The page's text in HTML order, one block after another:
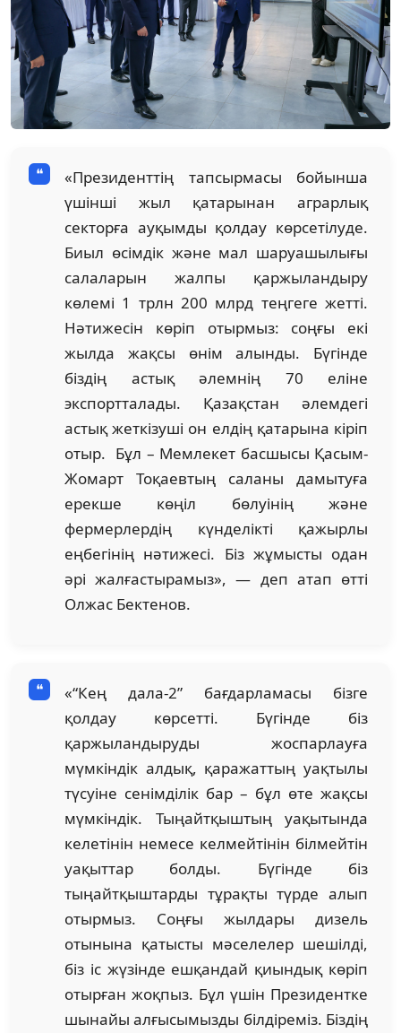
«Президенттің тапсырмасы бойынша
үшінші жыл қатарынан аграрлық
секторға ауқымды қолдау көрсетілуде.
Биыл өсімдік және мал шаруашылығы
салаларын жалпы қаржыландыру
көлемі 1 трлн 200 млрд теңгеге жетті.
Нәтижесін көріп отырмыз: соңғы екі
жылда жақсы өнім алынды. Бүгінде
біздің астық әлемнің 70 еліне
экспортталады. Қазақстан әлемдегі
астық жеткізуші он елдің қатарына кіріп
отыр. Бұл – Мемлекет басшысы Қасым-
Жомарт Тоқаевтың саланы дамытуға
ерекше көңіл бөлуінің және
фермерлердің күнделікті қажырлы
еңбегінің нәтижесі. Біз жұмысты одан
әрі жалғастырамыз», — деп атап өтті
Олжас Бектенов.
«“Кең дала-2” бағдарламасы бізге
қолдау көрсетті. Бүгінде біз
қаржыландыруды жоспарлауға
мүмкіндік алдық, қаражаттың уақтылы
түсуіне сенімділік бар – бұл өте жақсы
мүмкіндік. Тыңайтқыштың уақытында
келетінін немесе келмейтінін білмейтін
уақыттар болды. Бүгінде біз
тыңайтқыштарды тұрақты түрде алып
отырмыз. Соңғы жылдары дизель
отынына қатысты мәселелер шешілді,
біз іс жүзінде ешқандай қиындық көріп
отырған жоқпыз. Бұл үшін Президентке
шынайы алғысымызды білдіреміз. Біздің